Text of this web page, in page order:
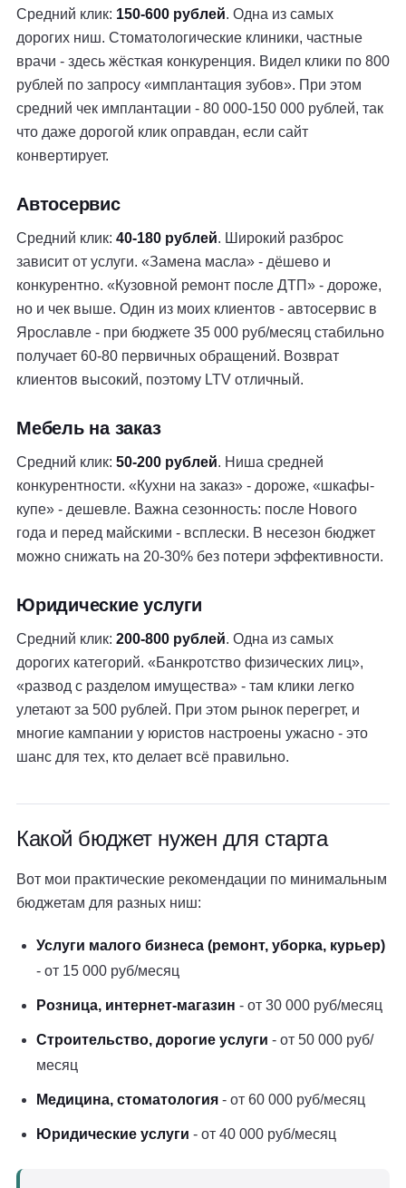
Средний клик: 150-600 рублей. Одна из самых
дорогих ниш. Стоматологические клиники, частные
врачи - здесь жёсткая конкуренция. Видел клики по 800
рублей по запросу «имплантация зубов». При этом
средний чек имплантации - 80 000-150 000 рублей, так
что даже дорогой клик оправдан, если сайт
конвертирует.
Автосервис
Средний клик: 40-180 рублей. Широкий разброс
зависит от услуги. «Замена масла» - дёшево и
конкурентно. «Кузовной ремонт после ДТП» - дороже,
но и чек выше. Один из моих клиентов - автосервис в
Ярославле - при бюджете 35 000 руб/месяц стабильно
получает 60-80 первичных обращений. Возврат
клиентов высокий, поэтому LTV отличный.
Мебель на заказ
Средний клик: 50-200 рублей. Ниша средней
конкурентности. «Кухни на заказ» - дороже, «шкафы-
купе» - дешевле. Важна сезонность: после Нового
года и перед майскими - всплески. В несезон бюджет
можно снижать на 20-30% без потери эффективности.
Юридические услуги
Средний клик: 200-800 рублей. Одна из самых
дорогих категорий. «Банкротство физических лиц»,
«развод с разделом имущества» - там клики легко
улетают за 500 рублей. При этом рынок перегрет, и
многие кампании у юристов настроены ужасно - это
шанс для тех, кто делает всё правильно.
Какой бюджет нужен для старта
Вот мои практические рекомендации по минимальным
бюджетам для разных ниш:
Услуги малого бизнеса (ремонт, уборка, курьер)
- от 15 000 руб/месяц
Розница, интернет-магазин - от 30 000 руб/месяц
Строительство, дорогие услуги - от 50 000 руб/
месяц
Медицина, стоматология - от 60 000 руб/месяц
Юридические услуги - от 40 000 руб/месяц